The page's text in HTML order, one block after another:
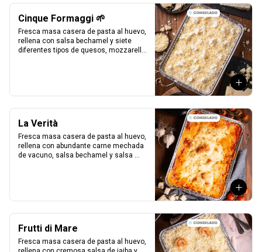
Cinque Formaggi 🌱
Fresca masa casera de pasta al huevo,
rellena con salsa bechamel y siete
diferentes tipos de quesos, mozzarella,
La Verità
Fresca masa casera de pasta al huevo,
rellena con abundante carne mechada
de vacuno, salsa bechamel y salsa
Frutti di Mare
Fresca masa casera de pasta al huevo,